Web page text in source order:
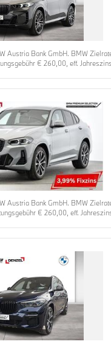
Austria Bank GmbH. BMW
€ 260,00, eff.
Austria Bank GmbH. BMW
€ 260,00, eff.